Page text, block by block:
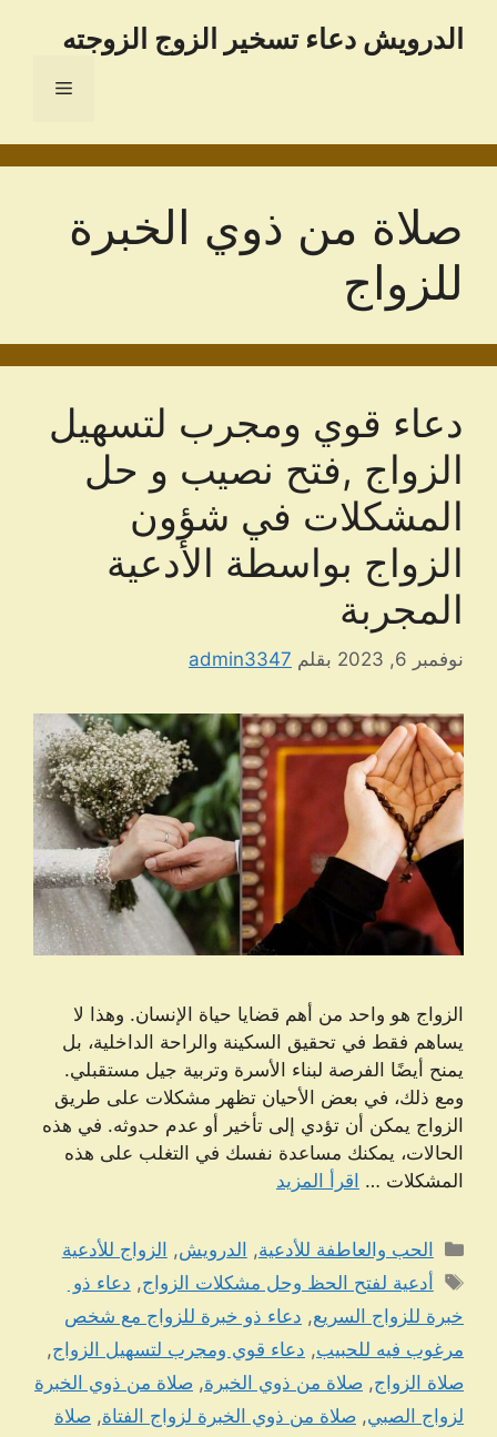
الدرویش دعاء تسخير الزوج الزوجته
القائمة
صلاة من ذوي الخبرة
للزواج
دعاء قوي ومجرب لتسهيل
الزواج ,فتح نصيب و حل
المشكلات في شؤون
الزواج بواسطة الأدعية
المجربة
نوفمبر 6, 2023 بقلم admin3347
الزواج هو واحد من أهم قضايا حياة الإنسان. وهذا لا
يساهم فقط في تحقيق السكينة والراحة الداخلية، بل
يمنح أيضًا الفرصة لبناء الأسرة وتربية جيل مستقبلي.
ومع ذلك، في بعض الأحيان تظهر مشكلات على طريق
الزواج يمكن أن تؤدي إلى تأخير أو عدم حدوثه. في هذه
الحالات، يمكنك مساعدة نفسك في التغلب على هذه
المشكلات … اقرأ المزيد
التصنيفات
الحب والعاطفة للأدعية, الدرويش, الزواج للأدعية
الوسوم
أدعية لفتح الحظ وحل مشكلات الزواج, دعاء ذو ​​
خبرة للزواج السريع, دعاء ذو ​​خبرة للزواج مع شخص
مرغوب فيه للحبيب, دعاء قوي ومجرب لتسهيل الزواج,
صلاة الزواج, صلاة من ذوي الخبرة, صلاة من ذوي الخبرة
لزواج الصبي, صلاة من ذوي الخبرة لزواج الفتاة, صلاة